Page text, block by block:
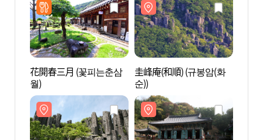
花開春三月 (꽃피는춘삼
월)
圭峰庵(和順) (규봉암(화
순))